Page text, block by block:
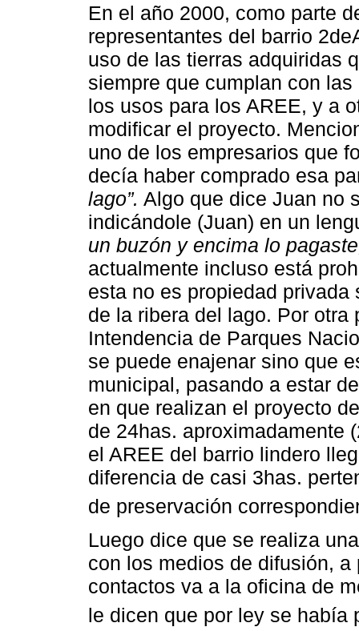
En el año 2000, como parte
representantes del barrio
uso de las tierras adquiridas
siempre que cumplan con
los usos para los AREE, y a
modificar el proyecto.
uno de los empresarios que
decía haber comprado esa
lago”. Algo que dice Juan no
indicándole (Juan) en un
un buzón y encima lo
actualmente incluso está
esta no es propiedad
de la ribera del lago. Por otra
Intendencia de Parques
se puede enajenar sino que
municipal, pasando a estar
en que realizan el proyecto
de 24has. aproximadamente
el AREE del barrio lindero
diferencia de casi 3has.
de preservación
Luego dice que se realiza
con los medios de difusión,
contactos va a la oficina de
le dicen que por ley se había